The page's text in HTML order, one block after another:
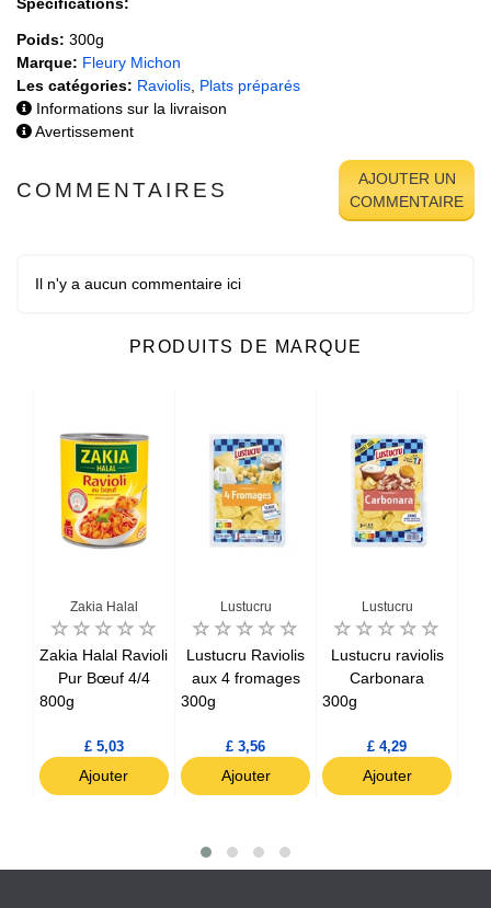
Poids: 300g
Marque: Fleury Michon
Les catégories: Raviolis Plats préparés
Informations sur la livraison
Avertissement
COMMENTAIRES
AJOUTER UN
COMMENTAIRE
Il n'y a aucun commentaire ici
PRODUITS DE MARQUE
Zakia Halal
Zakia Halal Ravioli
Pur Bœuf 4/4
800g
£ 5,03
Ajouter
Lustucru
Lustucru Raviolis
aux 4 fromages
300g
£ 3,56
Ajouter
Lustucru
Lustucru raviolis
Carbonara
300g
£ 4,29
Ajouter